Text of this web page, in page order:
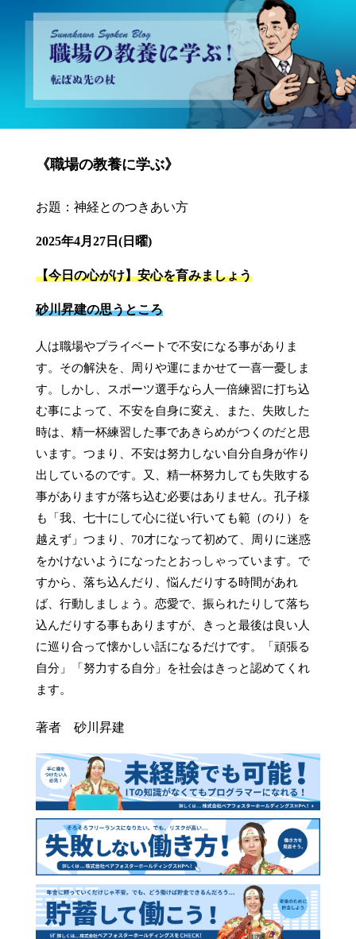
砂川昇建会長ブログ 職場の教養に学ぶ！～転ばぬ先の杖～
《職場の教養に学ぶ》
お題：神経とのつきあい方
2025年4月27日(日曜)
【今日の心がけ】安心を育みましょう
砂川昇建の思うところ
人は職場やプライベートで不安になる事がありま
す。その解決を、周りや運にまかせて一喜一憂しま
す。しかし、スポーツ選手なら人一倍練習に打ち込
む事によって、不安を自身に変え、また、失敗した
時は、精一杯練習した事であきらめがつくのだと思
います。つまり、不安は努力しない自分自身が作り
出しているのです。又、精一杯努力しても失敗する
事がありますが落ち込む必要はありません。孔子様
も「我、七十にして心に従い行いても範（のり）を
越えず」つまり、70才になって初めて、周りに迷惑
をかけないようになったとおっしゃっています。で
すから、落ち込んだり、悩んだりする時間があれ
ば、行動しましょう。恋愛で、振られたりして落ち
込んだりする事もありますが、きっと最後は良い人
に巡り合って懐かしい話になるだけです。「頑張る
自分」「努力する自分」を社会はきっと認めてくれ
ます。
著者 砂川昇建